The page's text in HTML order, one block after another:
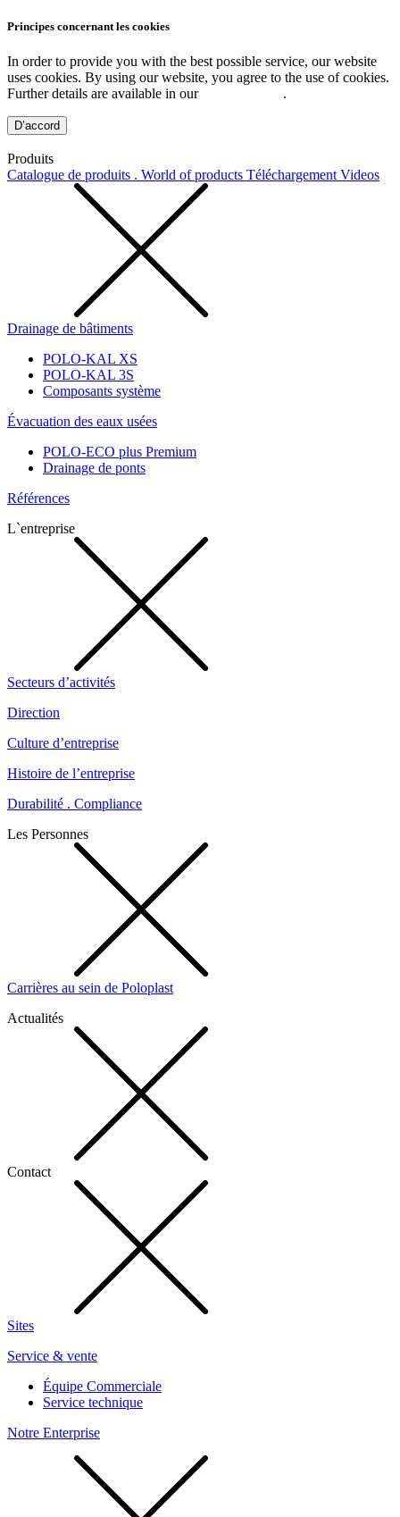
Principes concernant les cookies
In order to provide you with the best possible service, our website
uses cookies. By using our website, you agree to the use of cookies.
Further details are available in our
.
D’accord
Produits
Catalogue de produits . World of products Téléchargement Videos
Drainage de bâtiments
POLO-KAL XS
POLO-KAL 3S
Composants système
Évacuation des eaux usées
POLO-ECO plus Premium
Drainage de ponts
Références
L`entreprise
Secteurs d’activités
Direction
Culture d’entreprise
Histoire de l’entreprise
Durabilité . Compliance
Les Personnes
Carrières au sein de Poloplast
Actualités
Contact
Sites
Service & vente
Équipe Commerciale
Service technique
Notre Enterprise